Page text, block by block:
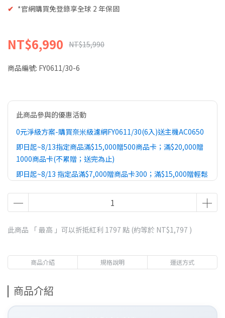
✔ *官網購買免登錄享全球 2 年保固
NT$6,990 NT$15,990
商品編號: FY0611/30-6
此商品參與的優惠活動
0元淨級方案-購買奈米級濾網FY0611/30(6入)送主機AC0650
即日起~8/13指定商品滿$15,000贈500商品卡；滿$20,000贈
1000商品卡(不累贈；送完為止)
即日起~8/13 指定品滿$7,000贈商品卡300；滿$15,000贈輕鬆
此商品 「 最高 」可以折抵紅利 1797 點 (約等於 NT$1,797 )
商品介紹 規格說明 運送方式
商品介紹